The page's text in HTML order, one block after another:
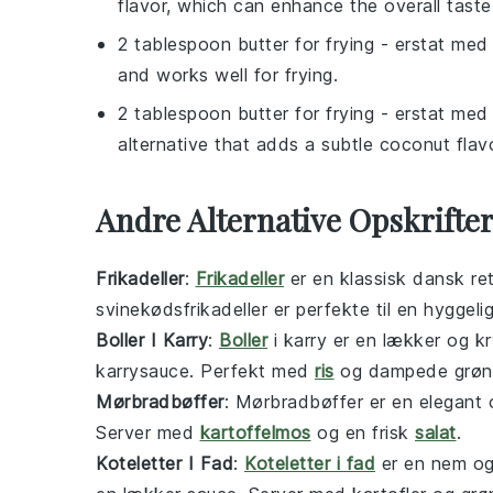
flavor, which can enhance the overall
2 tablespoon butter for frying - erstat med
and works well for frying.
2 tablespoon butter for frying - erstat med
alternative that adds a subtle coconut
Andre Alternative
Frikadeller: Frikadellerer en klassisk dansk
svinekødsfrikadeller er perfekte til en
Boller I Karry: Bolleri karry er en lækker og
karrysauce. Perfekt med ris og dampede
Mørbradbøffer: Mørbradbøffer er en elegant
Server med kartoffelmos og en frisk salat.
Koteletter I Fad: Koteletter i fad er en nem